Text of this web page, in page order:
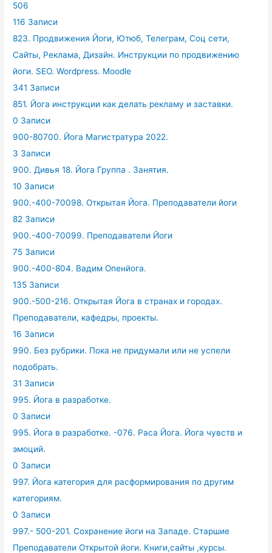
506
116 Записи
823. Продвижения Йоги, Ютюб, Телеграм, Соц сети,
Сайты, Реклама, Дизайн. Инструкции по продвижению
йоги. SEO. Wordpress. Moodle
341 Записи
851. Йога инструкции как делать рекламу и заставки.
0 Записи
900-80700. Йога Магистратура 2022.
3 Записи
900. Дивья 18. Йога Группа . Занятия.
10 Записи
900.-400-70098. Открытая Йога. Преподаватели йоги
82 Записи
900.-400-70099. Преподаватели Йоги
75 Записи
900.-400-804. Вадим Опенйога.
135 Записи
900.-500-216. Открытая Йога в странах и городах.
Преподаватели, кафедры, проекты.
16 Записи
990. Без рубрики. Пока не придумали или не успели
подобрать.
31 Записи
995. Йога в разработке.
0 Записи
995. Йога в разработке. -076. Раса Йога. Йога чувств и
эмоций.
0 Записи
997. Йога категория для расформирования по другим
категориям.
0 Записи
997.- 500-201. Сохранение йоги на Западе. Старшие
Преподаватели Открытой йоги. Книги,сайты ,курсы.